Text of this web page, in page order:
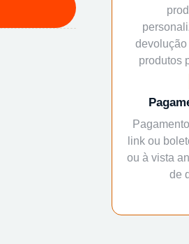
devolução
produtos
link ou
ou à vista
de